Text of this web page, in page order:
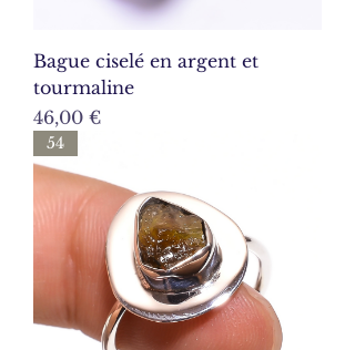
Bague ciselé en argent et
tourmaline
Prix
46,00 €
54